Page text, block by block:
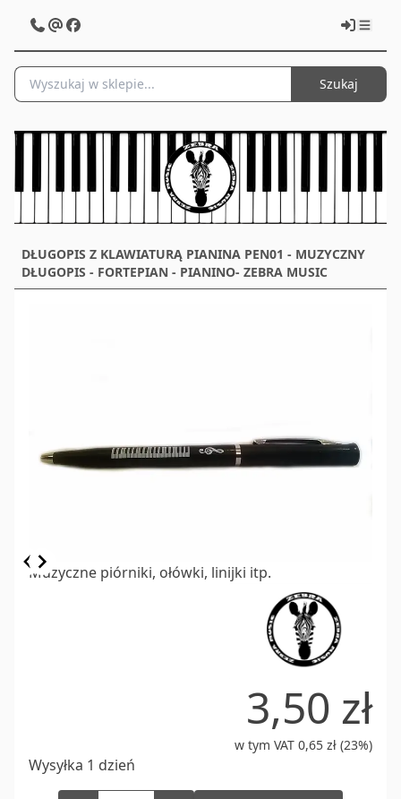
Szukaj
DŁUGOPIS Z KLAWIATURĄ PIANINA PEN01 - MUZYCZNY
DŁUGOPIS - FORTEPIAN - PIANINO- ZEBRA MUSIC
Item
Muzyczne piórniki, ołówki, linijki itp.
3,50 zł
w tym VAT 0,65 zł (23%)
Wysyłka 1 dzień